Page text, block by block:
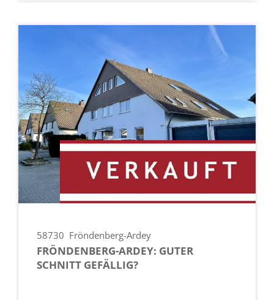
58730 Fröndenberg-Ardey
FRÖNDENBERG-ARDEY: GUTER
SCHNITT GEFÄLLIG?